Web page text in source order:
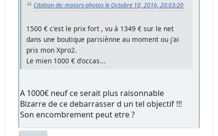
Citation de: motors-photos le Octobre 10, 2016, 20:03:20
1500 € c'est le prix fort , vu à 1349 € sur le net
dans une boutique parisiènne au moment ou j'ai
pris mon Xpro2.
Le mien 1000 € d'occas...
A 1000€ neuf ce serait plus raisonnable
Bizarre de ce debarrasser d un tel objectif !!!
Son encombrement peut etre ?